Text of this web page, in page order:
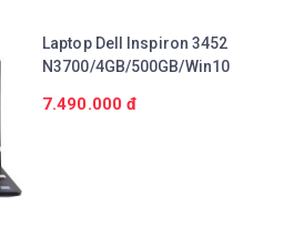
Laptop Dell Inspiron 3452
N3700/4GB/500GB/Win10
7.490.000 đ